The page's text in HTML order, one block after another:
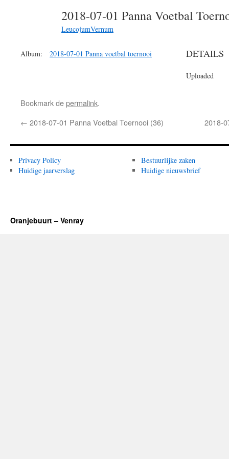
2018-07-01 Panna Voetbal
LeucojumVernum
Album: 2018-07-01 Panna voetbal toernooi DETAILS
Uploaded
Bookmark depermalink.
← 2018-07-01 Panna Voetbal Toernooi (36) 2018-
Privacy Policy
Huidige jaarverslag
Bestuurlijke zaken
Huidige nieuwsbrief
Oranjebuurt – Venray